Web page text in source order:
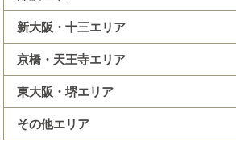
新大阪・十三エリア
京橋・天王寺エリア
東大阪・堺エリア
その他エリア